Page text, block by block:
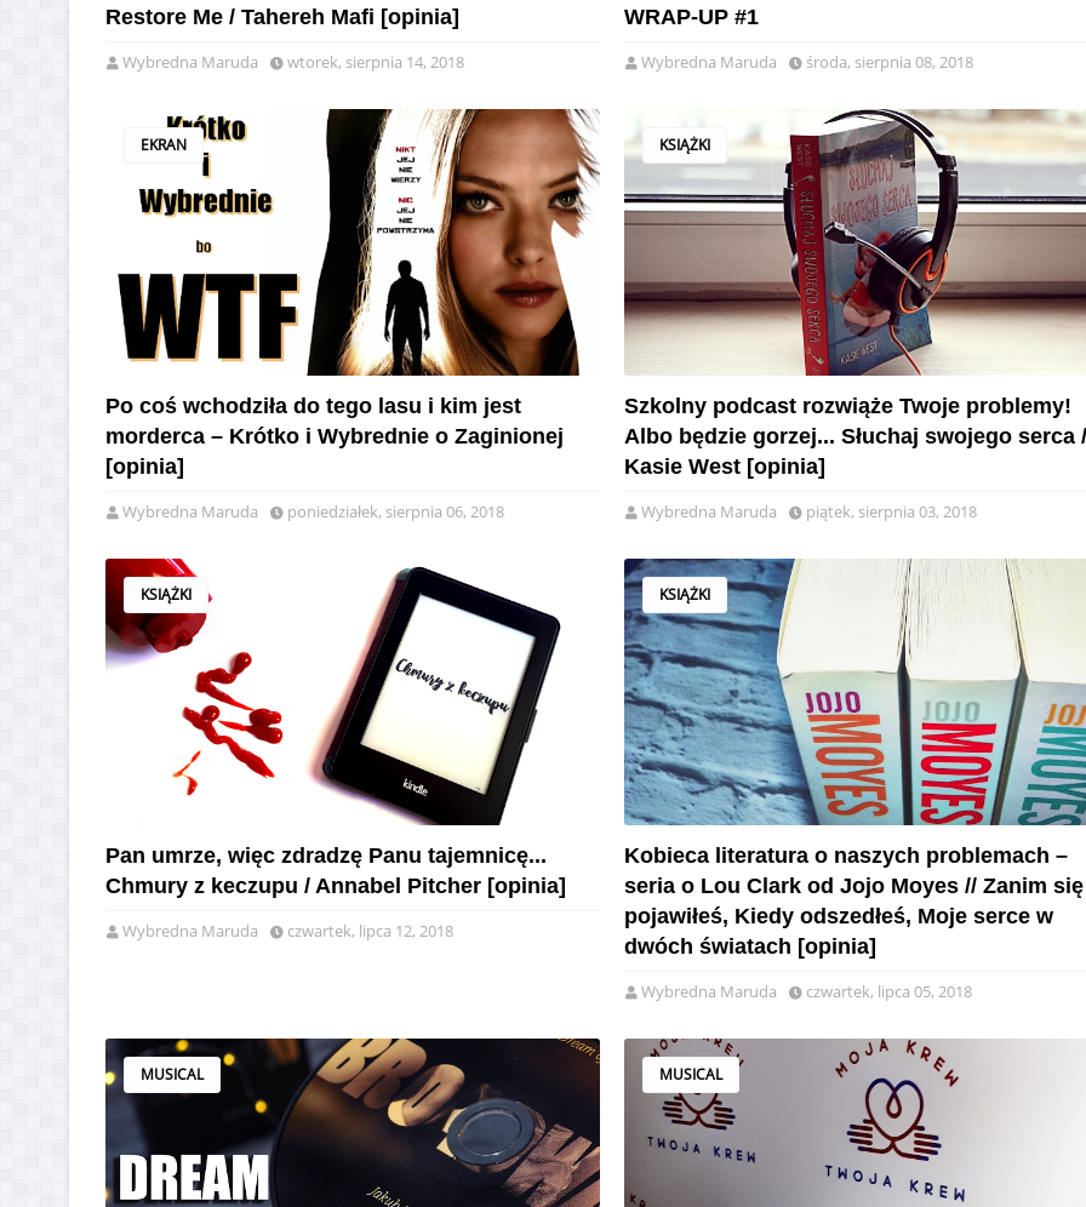
Restore Me / Tahereh Mafi [opinia]
Wybredna Maruda wtorek, sierpnia 14, 2018
WRAP-UP #1
Wybredna Maruda środa, sierpnia 08, 2018
EKRAN
Po coś wchodziła do tego lasu i kim jest
morderca – Krótko i Wybrednie o Zaginionej
[opinia]
Wybredna Maruda poniedziałek, sierpnia 06, 2018
KSIĄŻKI
Szkolny podcast rozwiąże Twoje problemy!
Albo będzie gorzej... Słuchaj swojego serca /
Kasie West [opinia]
Wybredna Maruda piątek, sierpnia 03, 2018
KSIĄŻKI
Pan umrze, więc zdradzę Panu tajemnicę...
Chmury z keczupu / Annabel Pitcher [opinia]
Wybredna Maruda czwartek, lipca 12, 2018
KSIĄŻKI
Kobieca literatura o naszych problemach –
seria o Lou Clark od Jojo Moyes // Zanim się
pojawiłeś, Kiedy odszedłeś, Moje serce w
dwóch światach [opinia]
Wybredna Maruda czwartek, lipca 05, 2018
MUSICAL MUSICAL